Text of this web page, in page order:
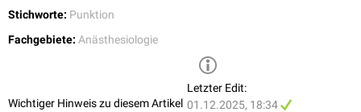
Stichworte: Punktion
Fachgebiete: Anästhesiologie
Wichtiger Hinweis zu diesem Artikel
Letzter Edit:
01.12.2025, 18:34